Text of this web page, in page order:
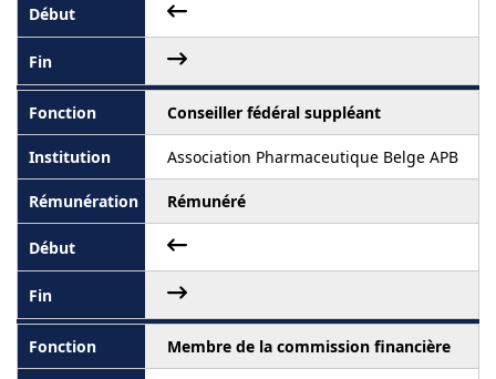
Conseiller fédéral suppléant
Association Pharmaceutique Belge APB
Rémunéré
Membre de la commission financière